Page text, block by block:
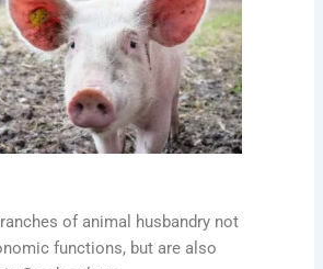
of animal husbandry not
functions, but are also